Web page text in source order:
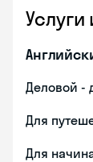
Деловой -
Для
Для